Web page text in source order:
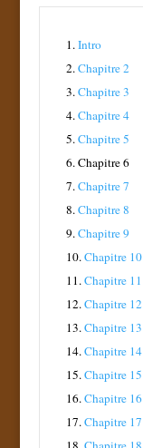
1.Intro
2.Chapitre 2
3.Chapitre 3
4.Chapitre 4
5.Chapitre 5
6.Chapitre 6
7.Chapitre 7
8.Chapitre 8
9.Chapitre 9
10.Chapitre 10
11.Chapitre 11
12.Chapitre 12
13.Chapitre 13
14.Chapitre 14
15.Chapitre 15
16.Chapitre 16
17.Chapitre 17